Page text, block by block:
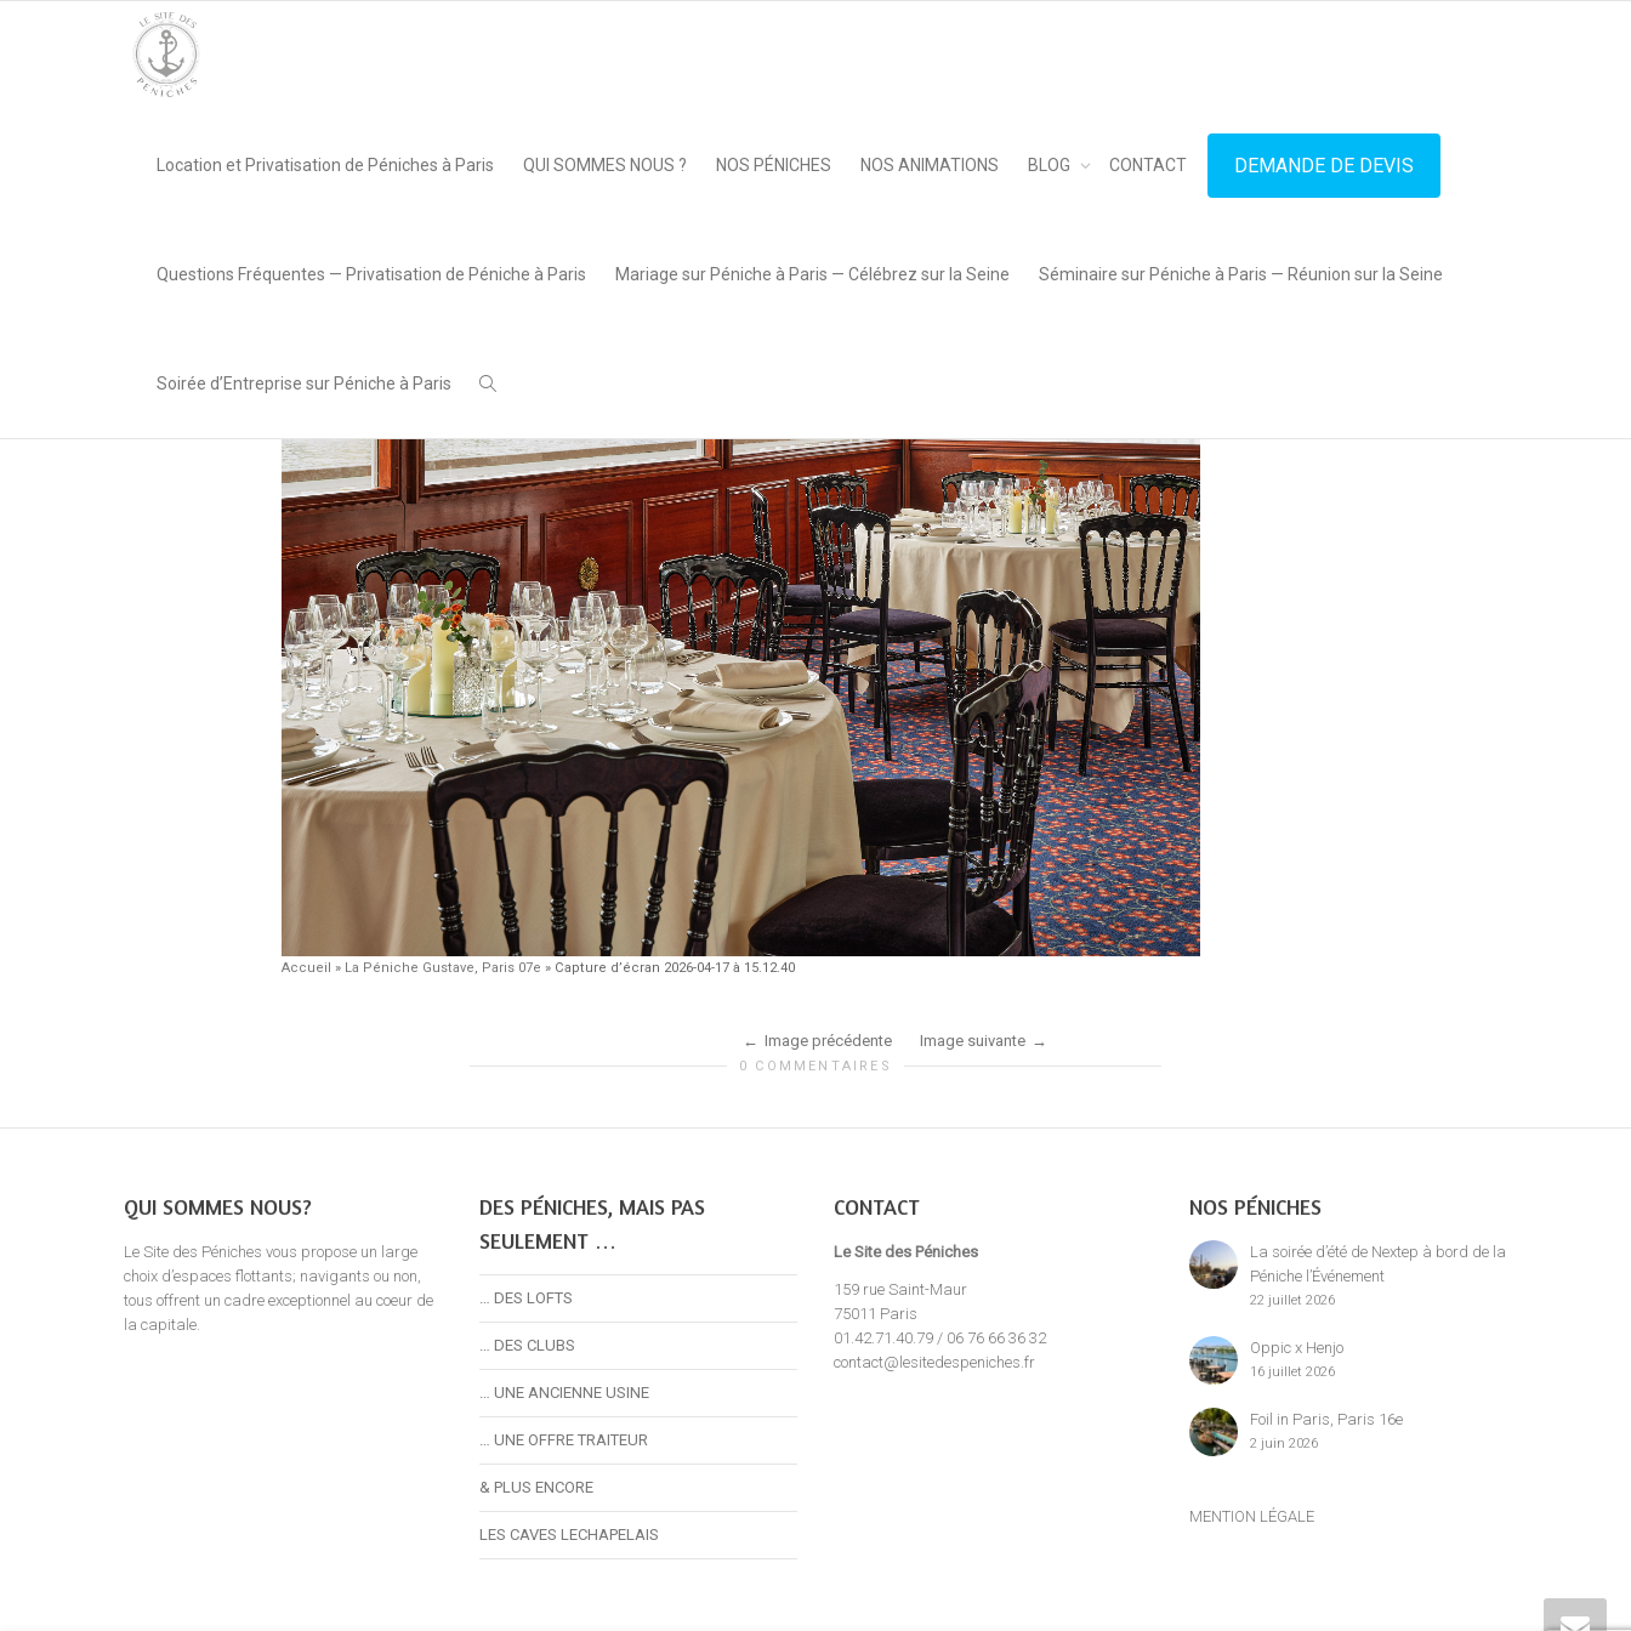
Location et Privatisation de Péniches à Paris QUI SOMMES NOUS ? NOS PÉNICHES NOS ANIMATIONS BLOG CONTACT DEMANDE DE DEVIS
Questions Fréquentes — Privatisation de Péniche à Paris Mariage sur Péniche à Paris — Célébrez sur la Seine Séminaire sur Péniche à Paris — Réunion sur la Seine
Soirée d’Entreprise sur Péniche à Paris
2026
Accueil » La Péniche Gustave, Paris 07e » Capture d’écran 2026-04-17 à 15.12.40
Image précédente Image suivante
0 COMMENTAIRES
QUI SOMMES NOUS?
Le Site des Péniches vous propose un large
choix d’espaces flottants; navigants ou non,
tous offrent un cadre exceptionnel au coeur de
la capitale.
DES PÉNICHES, MAIS PAS
SEULEMENT …
… DES LOFTS
… DES CLUBS
… UNE ANCIENNE USINE
… UNE OFFRE TRAITEUR
& PLUS ENCORE
LES CAVES LECHAPELAIS
CONTACT
Le Site des Péniches
159 rue Saint-Maur
75011 Paris
01.42.71.40.79 / 06 76 66 36 32
contact@lesitedespeniches.fr
NOS PÉNICHES
La soirée d’été de Nextep à bord de la
Péniche l’Événement
22 juillet 2026
Oppic x Henjo
16 juillet 2026
Foil in Paris, Paris 16e
2 juin 2026
MENTION LÉGALE